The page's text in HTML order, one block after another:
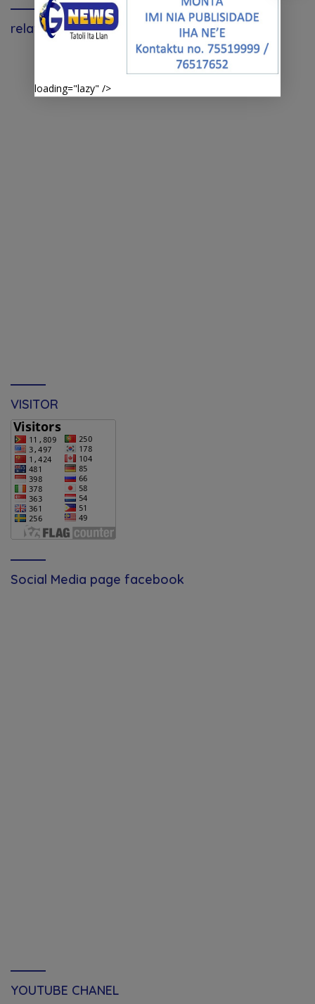
relavante
VISITOR
Social Media page facebook
YOUTUBE CHANEL
loading="lazy" />